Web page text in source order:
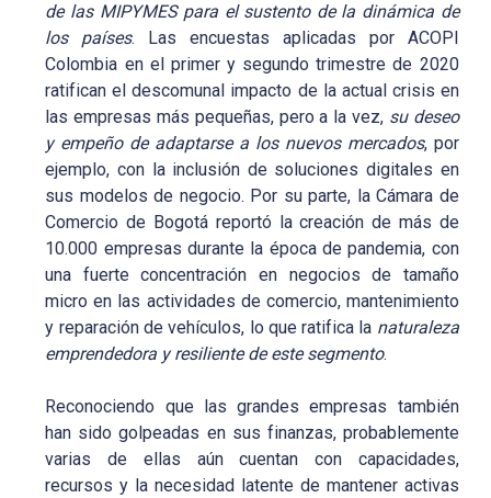
de las MIPYMES para el sustento de la dinámica de
los países. Las encuestas aplicadas por ACOPI
Colombia en el primer y segundo trimestre de 2020
ratifican el descomunal impacto de la actual crisis en
las empresas más pequeñas, pero a la vez, su deseo
y empeño de adaptarse a los nuevos mercados, por
ejemplo, con la inclusión de soluciones digitales en
sus modelos de negocio. Por su parte, la Cámara de
Comercio de Bogotá reportó la creación de más de
10.000 empresas durante la época de pandemia, con
una fuerte concentración en negocios de tamaño
micro en las actividades de comercio, mantenimiento
y reparación de vehículos, lo que ratifica la naturaleza
emprendedora y resiliente de este segmento.
Reconociendo que las grandes empresas también
han sido golpeadas en sus finanzas, probablemente
varias de ellas aún cuentan con capacidades,
recursos y la necesidad latente de mantener activas